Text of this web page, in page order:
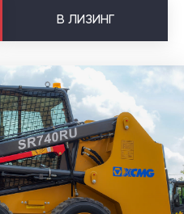
В ЛИЗИНГ